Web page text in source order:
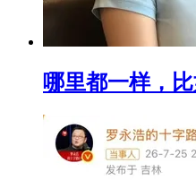
哪里都一样，